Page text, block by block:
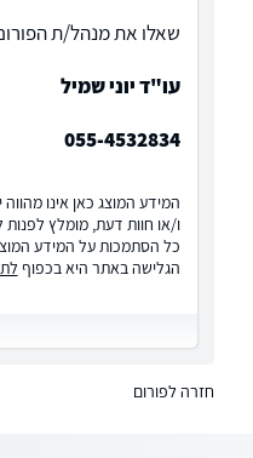
שאלו את מנהל/ת
עו"ד יוני שמיל
055-4532834
המידע המוצג כאן אינו
ו/או חוות דעת, מומלץ לפנות
כל הסתמכות על המידע
הגלישה באתר היא בכפוף
חזרה לפורום